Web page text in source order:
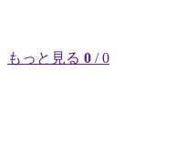
もっと見る 0 / 0